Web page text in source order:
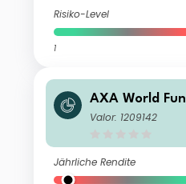
Risiko-Level
1
AXA World
p A Distribution
Valor: 1209142
Jährliche Rendite